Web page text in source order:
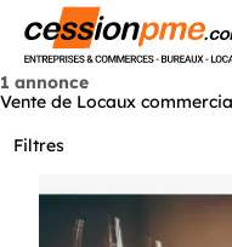
1 annonce
Vente de Locaux
Filtres